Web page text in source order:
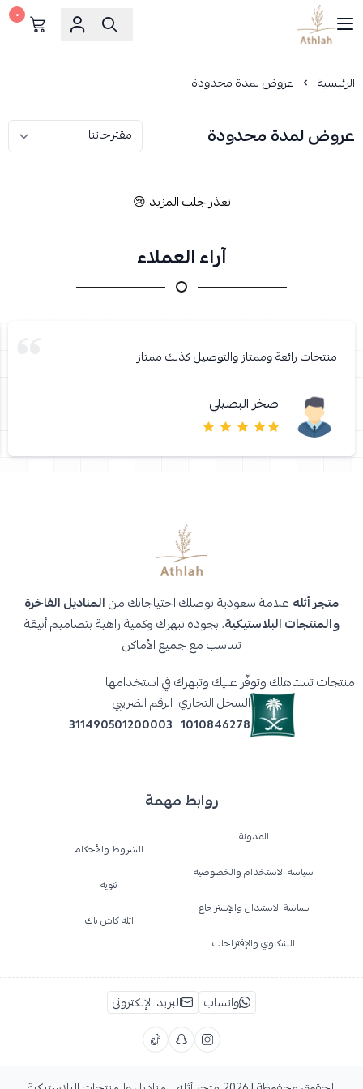
متجر أثله للمناديل والمنتجات البلاستيكية
٠
الرئيسية عروض لمدة محدودة
عروض لمدة محدودة
تعذر جلب المزيد 😢
آراء العملاء
منتجات رائعة وممتاز والتوصيل كذلك ممتاز
صخر البصيلي
روابط مهمة
المدونة
سياسة الاستخدام والخصوصية
سياسة الاستبدال والإسترجاع
الشكاوي والإقتراحات
الشروط والأحكام
تنويه
اثله كاش باك
متجر أثله علامة سعودية توصلك احتياجاتك منالمناديل الفاخرة
والمنتجات البلاستيكية، بجودة تبهرك وكمية راهية بتصاميم أنيقة
تتناسب مع جميع الأماكن
منتجات تستاهلك وتوفّر عليك وتبهرك في استخدامها
السجل التجاري
1010846278
الرقم الضريبي
311490501200003
واتساب البريد الإلكتروني